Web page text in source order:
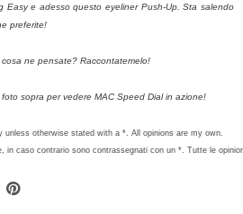
Easy e adesso questo eyeliner Push-Up. Sta salendo
preferite!
ne pensate? Raccontatemelo!
sopra per vedere MAC Speed Dial in azione!
unless otherwise stated with a *. All opinions are my own.
in caso contrario sono contrassegnati con un *. Tutte le